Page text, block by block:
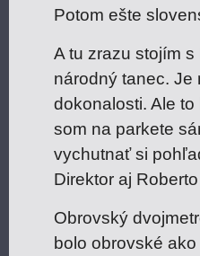
Potom ešte
A tu zrazu stojím
národný tanec.
dokonalosti. Ale
som na parkete
vychutnať si
Direktor aj
Obrovský
bolo obrovské ako